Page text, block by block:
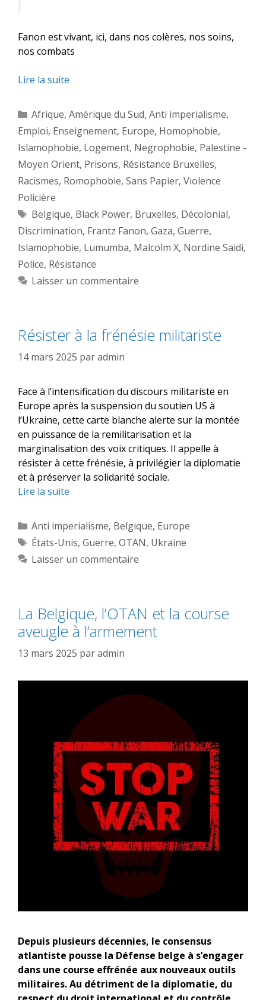
Fanon est vivant, ici, dans nos colères, nos soins,
nos combats
Lire la suite
Catégories
Afrique, Amérique du Sud, Anti imperialisme,
Emploi, Enseignement, Europe, Homophobie,
Islamophobie, Logement, Negrophobie, Palestine -
Moyen Orient, Prisons, Résistance Bruxelles,
Racismes, Romophobie, Sans Papier, Violence
Policière
Étiquettes
Belgique, Black Power, Bruxelles, Décolonial,
Discrimination, Frantz Fanon, Gaza, Guerre,
Islamophobie, Lumumba, Malcolm X, Nordine Saidi,
Police, Résistance
Laisser un commentaire
Résister à la frénésie militariste
14 mars 2025 paradmin
Face à l’intensification du discours militariste en
Europe après la suspension du soutien US à
l’Ukraine, cette carte blanche alerte sur la montée
en puissance de la remilitarisation et la
marginalisation des voix critiques. Il appelle à
résister à cette frénésie, à privilégier la diplomatie
et à préserver la solidarité sociale.
Lire la suite
Catégories
Anti imperialisme, Belgique, Europe
Étiquettes
États-Unis, Guerre, OTAN, Ukraine
Laisser un commentaire
La Belgique, l’OTAN et la course
aveugle à l’armement
13 mars 2025 paradmin
Depuis plusieurs décennies, le consensus
atlantiste pousse la Défense belge à s’engager
dans une course effrénée aux nouveaux outils
militaires. Au détriment de la diplomatie, du